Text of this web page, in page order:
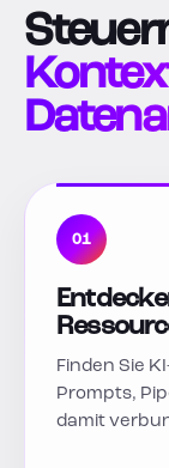
01
Finden Sie
Prompts,
damit